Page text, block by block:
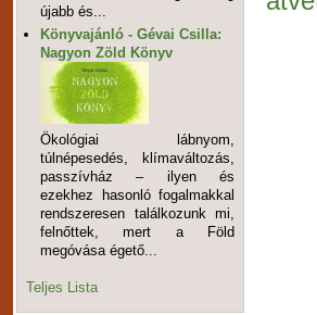
újabb és...
Könyvajánló - Gévai Csilla:
Nagyon Zöld Könyv
Ökológiai lábnyom,
túlnépesedés, klímaváltozás,
passzívház – ilyen és
ezekhez hasonló fogalmakkal
rendszeresen találkozunk mi,
felnőttek, mert a Föld
megóvása égető...
Teljes Lista